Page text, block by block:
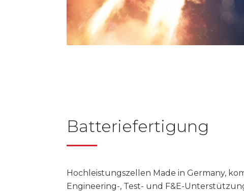
Batteriefertigung
Hochleistungszellen Made in Germany,
Engineering-, Test- und F&E-